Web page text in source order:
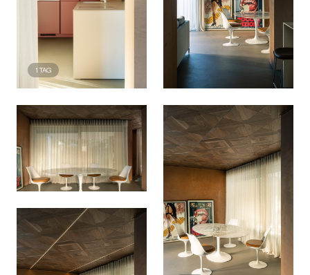
1 TAG